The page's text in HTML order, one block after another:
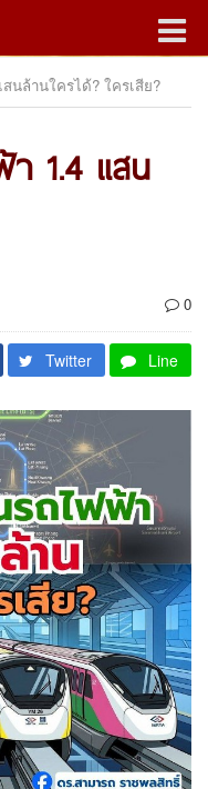
นล้านใครได้? ใครเสีย?
1.4 แสน
0
Twitter Line